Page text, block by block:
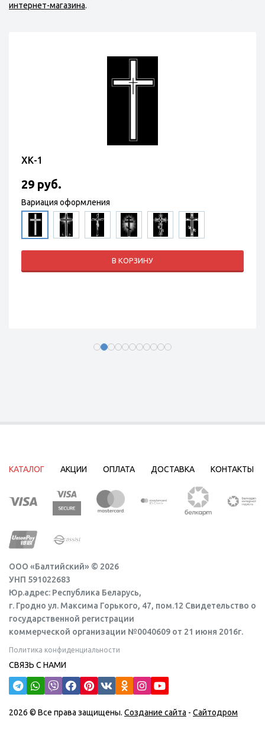
интернет-магазина.
ХК-1
29 руб.
Вариация оформления
В КОРЗИНУ
ООО «Балтийский» © 2026
УНП 591022683
Юр.адрес: Республика Беларусь,
г. Гродно ул. Максима Горького, 47, пом.12 Свидетельство о
государственной регистрации
коммерческой организации №0040609 от 21 июня 2016г.
Политика конфиденциальности
КАТАЛОГ АКЦИИ ОПЛАТА ДОСТАВКА КОНТАКТЫ
СВЯЗЬ С НАМИ
2026 © Все права защищены. Создание сайта - Сайтодром